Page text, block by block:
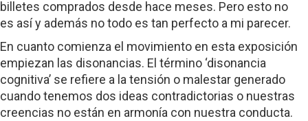
billetes comprados desde hace meses. Pero esto no
es así y además no todo es tan perfecto a mi parecer.
En cuanto comienza el movimiento en esta exposición
empiezan las disonancias. El término ‘disonancia
cognitiva’ se refiere a la tensión o malestar generado
cuando tenemos dos ideas contradictorias o nuestras
creencias no están en armonía con nuestra conducta.